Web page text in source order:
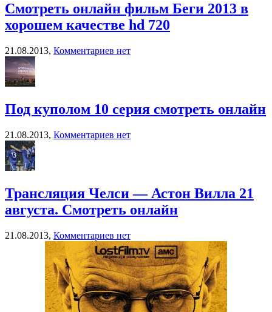
Смотреть онлайн фильм Беги 2013 в
хорошем качестве hd 720
21.08.2013, Комментариев нет
Под куполом 10 серия смотреть онлайн
21.08.2013, Комментариев нет
Трансляция Челси — Астон Вилла 21
августа. Смотреть онлайн
21.08.2013, Комментариев нет